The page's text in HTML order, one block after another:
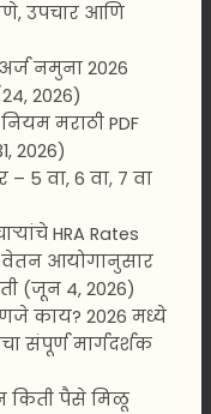
उपचार आणि
अर्ज नमुना 2026
2026)
मराठी PDF
2026)
– 5 वा, 6 वा, 7 वा
HRA Rates
वेतन आयोगानुसार
(जून 4, 2026)
काय? 2026 मध्ये
संपूर्ण मार्गदर्शक
किती पैसे मिळू